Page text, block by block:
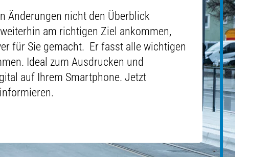
Änderungen nicht den Überblick
am richtigen Ziel ankommen,
für Sie gemacht. Er fasst alle wichtigen
Ideal zum Ausdrucken und
auf Ihrem Smartphone. Jetzt